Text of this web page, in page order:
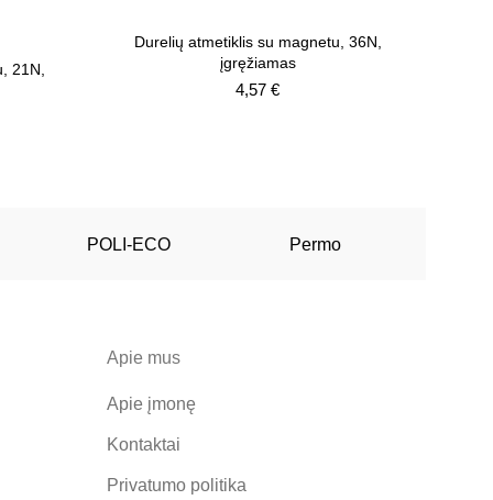
21N,
Durelių atmetiklis su magnetu, 36N,
įgręžiamas
4,57€
POLI-ECO Permo
Apie mus
Apie įmonę
Kontaktai
Privatumo politika